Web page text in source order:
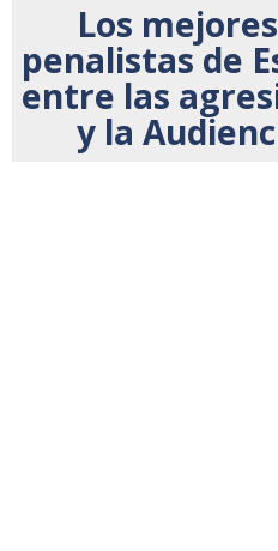
Los
penalistas de
entre las
y la